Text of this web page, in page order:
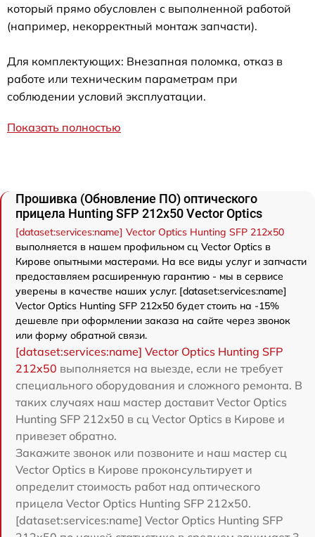
который прямо обусловлен с выполненной работой
(например, некорректный монтаж запчасти).
Для комплектующих: Внезапная поломка, отказ в
работе или техническим параметрам при
соблюдении условий эксплуатации.
Показать полностью
Прошивка (Обновление ПО) оптического
прицела Hunting SFP 212x50 Vector Optics
[dataset:services:name] Vector Optics Hunting SFP 212x50
выполняется в нашем профильном сц Vector Optics в
Кирове опытными мастерами. На все виды услуг и запчасти
предоставляем расширенную гарантию - мы в сервисе
уверены в качестве наших услуг. [dataset:services:name]
Vector Optics Hunting SFP 212x50 будет стоить на -15%
дешевле при оформлении заказа на сайте через звонок
или форму обратной связи.
[dataset:services:name] Vector Optics Hunting SFP
212x50 выполняется на выезде, если не требует
специального оборудования и сложного ремонта. В
таких случаях наш мастер доставит Vector Optics
Hunting SFP 212x50 в сц Vector Optics в Кирове и
привезет обратно.
Закажите звонок или позвоните и наш мастер сц
Vector Optics в Кирове проконсультирует и
определит стоимость работ над оптического
прицела Vector Optics Hunting SFP 212x50.
[dataset:services:name] Vector Optics Hunting SFP